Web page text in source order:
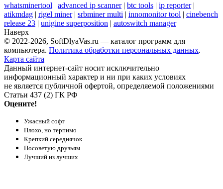
whatsminertool | advanced ip scanner| btc tools | ip reporter|
atikmdag | rigel miner| srbminer multi | innomonitor tool | cinebench
release 23 | unigine superposition | autoswitch manager
Наверх
© 2022-2026, SoftDlyaVas.ru — каталог программ для
компьютера. Политика обработки персональных данных.
Карта сайта
Данный интернет-сайт носит исключительно
информационный характер и ни при каких условиях
не является публичной офертой, определяемой положениями
Статьи 437 (2) ГК РФ
Оцените!
Ужасный софт
Плохо, но терпимо
Крепкий середнячок
Посоветую друзьям
Лучший из лучших